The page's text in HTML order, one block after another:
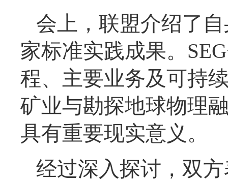
会上，联盟介绍了
家标准实践成果。
程、主要业务及可持
矿业与勘探地球物理
具有重要现实意义。
经过深入探讨，双